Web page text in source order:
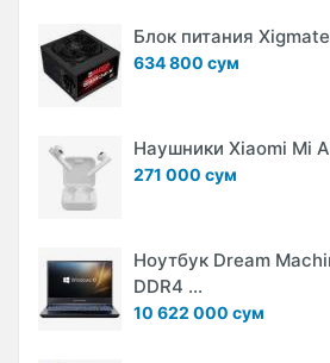
Блок питания
634 800 сум
Наушники Xiaomi Mi
271 000 сум
Ноутбук Dream
DDR4 ...
10 622 000 сум